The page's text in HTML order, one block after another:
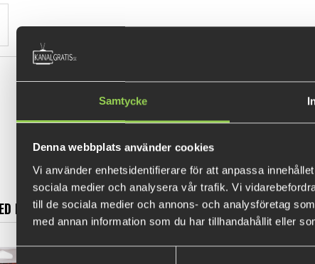
Samtycke
Denna webbplats använder cookies
Vi använder enhetsidentifierare för att anpassa
sociala medier och analysera vår trafik. Vi
till de sociala medier och annons- och analysföretag
med annan information som du har tillhandahållit eller
PRODUCTS